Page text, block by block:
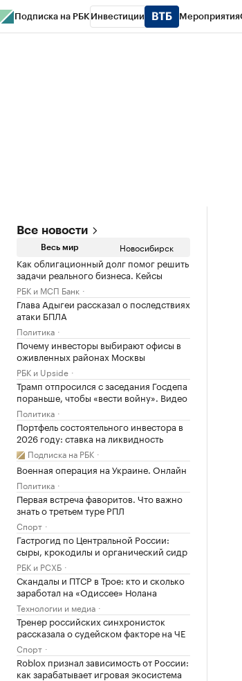
Подписка на РБК Инвестиции Мероприятия
Все новости
Весь мир Новосибирск
Как облигационный долг помог решить
задачи реального бизнеса. Кейсы
РБК и МСП Банк
Глава Адыгеи рассказал о последствиях
атаки БПЛА
Политика
Почему инвесторы выбирают офисы в
оживленных районах Москвы
РБК и Upside
Трамп отпросился с заседания Госдепа
пораньше, чтобы «вести войну». Видео
Политика
Портфель состоятельного инвестора в
2026 году: ставка на ликвидность
Подписка на РБК
Военная операция на Украине. Онлайн
Политика
Первая встреча фаворитов. Что важно
знать о третьем туре РПЛ
Спорт
Гастрогид по Центральной России:
сыры, крокодилы и органический сидр
РБК и РСХБ
Скандалы и ПТСР в Трое: кто и сколько
заработал на «Одиссее» Нолана
Технологии и медиа
Тренер российских синхронисток
рассказала о судейском факторе на ЧЕ
Спорт
Roblox признал зависимость от России:
как зарабатывает игровая экосистема